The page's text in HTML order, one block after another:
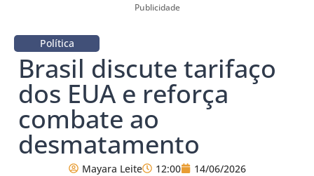
Publicidade
Política
Brasil discute tarifaço
dos EUA e reforça
combate ao
desmatamento
Mayara Leite 12:00 14/06/2026